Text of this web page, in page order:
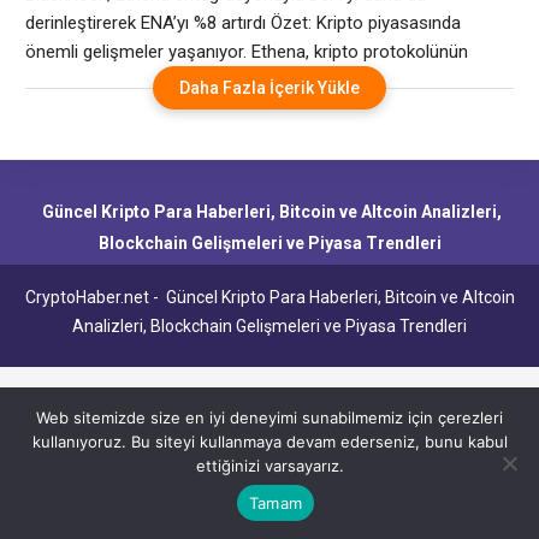
derinleştirerek ENA’yı %8 artırdı Özet: Kripto piyasasında
önemli gelişmeler yaşanıyor. Ethena, kripto protokolünün
geleneksel finans şirketleriyle ilişkisini derinleştirmesi
nedeniyle getiri yaratan “sentetik dolar” tokeninin BlackRock’un
söyledi. Pazartesi günü yapılan duyuru, yatırımcıların başka bir
Ethena’nın yönetişim tokeni
Daha Fazla İçerik Yükle
Güncel Kripto Para Haberleri, Bitcoin ve Altcoin Analizleri,
Blockchain Gelişmeleri ve Piyasa Trendleri
CryptoHaber.net - Güncel Kripto Para Haberleri, Bitcoin ve Altcoin
Analizleri, Blockchain Gelişmeleri ve Piyasa Trendleri
Web sitemizde size en iyi deneyimi sunabilmemiz için çerezleri
kullanıyoruz. Bu siteyi kullanmaya devam ederseniz, bunu kabul
ettiğinizi varsayarız.
Tamam